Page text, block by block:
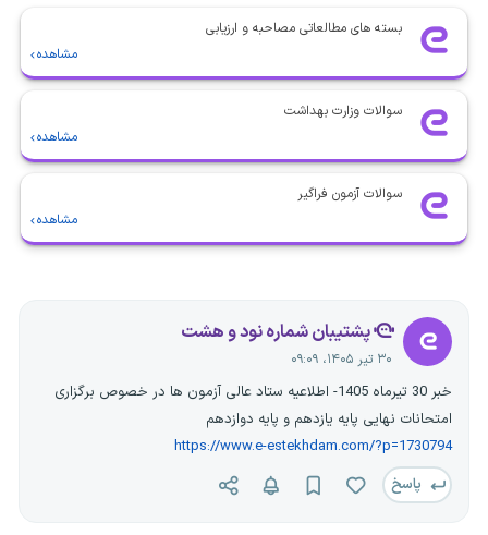
بسته های مطالعاتی مصاحبه و ارزیابی
مشاهده
سوالات وزارت بهداشت
مشاهده
سوالات آزمون فراگیر
مشاهده
پشتیبان شماره نود و هشت
۳۰ تیر ۱۴۰۵، ۰۹:۰۹
خبر 30 تیرماه 1405- اطلاعیه ستاد عالی آزمون ها در خصوص برگزاری
امتحانات نهایی پایه یازدهم و پایه دوازدهم
https://www.e-estekhdam.com/?p=1730794
پاسخ